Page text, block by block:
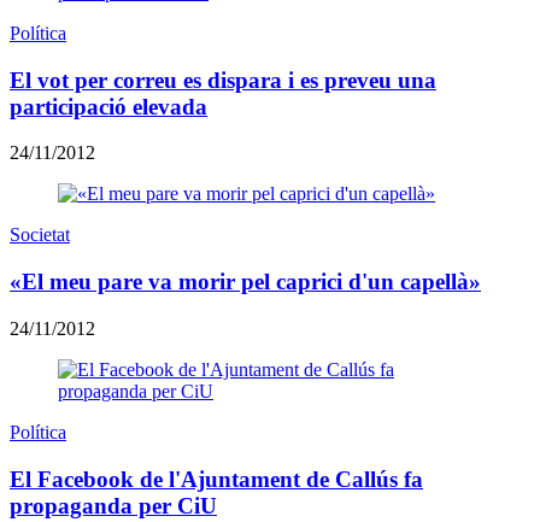
Política
El vot per correu es dispara i es preveu una
participació elevada
24/11/2012
Societat
«El meu pare va morir pel caprici d'un capellà»
24/11/2012
Política
El Facebook de l'Ajuntament de Callús fa
propaganda per CiU